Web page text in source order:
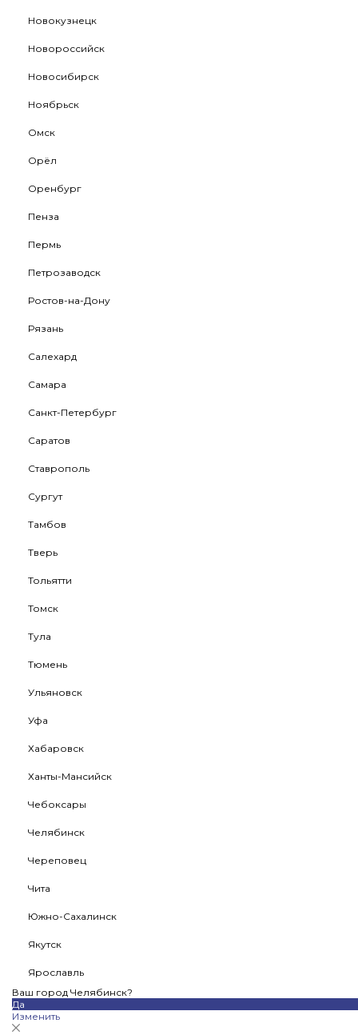
Новокузнецк
Новороссийск
Новосибирск
Ноябрьск
Омск
Орёл
Оренбург
Пенза
Пермь
Петрозаводск
Ростов-на-Дону
Рязань
Салехард
Самара
Санкт-Петербург
Саратов
Ставрополь
Сургут
Тамбов
Тверь
Тольятти
Томск
Тула
Тюмень
Ульяновск
Уфа
Хабаровск
Ханты-Мансийск
Чебоксары
Челябинск
Череповец
Чита
Южно-Сахалинск
Якутск
Ярославль
Ваш город Челябинск?
Да
Изменить